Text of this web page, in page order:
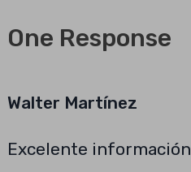
One Response
Walter Martínez
Excelente información